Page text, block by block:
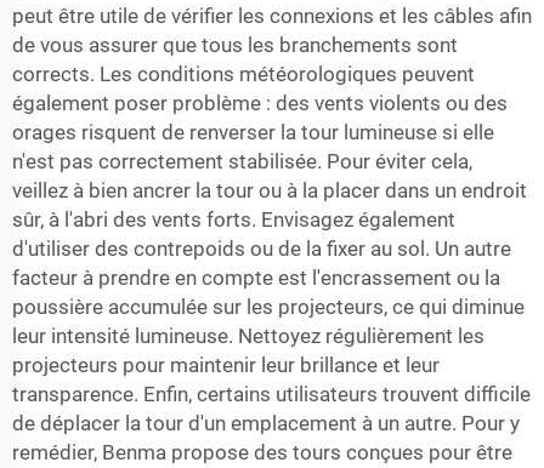
peut être utile de vérifier les connexions et les câbles afin
de vous assurer que tous les branchements sont
corrects. Les conditions météorologiques peuvent
également poser problème : des vents violents ou des
orages risquent de renverser la tour lumineuse si elle
n'est pas correctement stabilisée. Pour éviter cela,
veillez à bien ancrer la tour ou à la placer dans un endroit
sûr, à l'abri des vents forts. Envisagez également
d'utiliser des contrepoids ou de la fixer au sol. Un autre
facteur à prendre en compte est l'encrassement ou la
poussière accumulée sur les projecteurs, ce qui diminue
leur intensité lumineuse. Nettoyez régulièrement les
projecteurs pour maintenir leur brillance et leur
transparence. Enfin, certains utilisateurs trouvent difficile
de déplacer la tour d'un emplacement à un autre. Pour y
remédier, Benma propose des tours conçues pour être